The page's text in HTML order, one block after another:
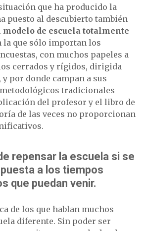
que ha producido la
puesto al descubierto también
modelo de escuela totalmente
la que sólo importan los
con muchos papeles a
cerrados y rígidos, dirigida
por donde campan a sus
tradicionales
del profesor y el libro de
de las veces no proporcionan
repensar la escuela si se
a los tiempos
que puedan venir.
de los que hablan muchos
diferente. Sin poder ser